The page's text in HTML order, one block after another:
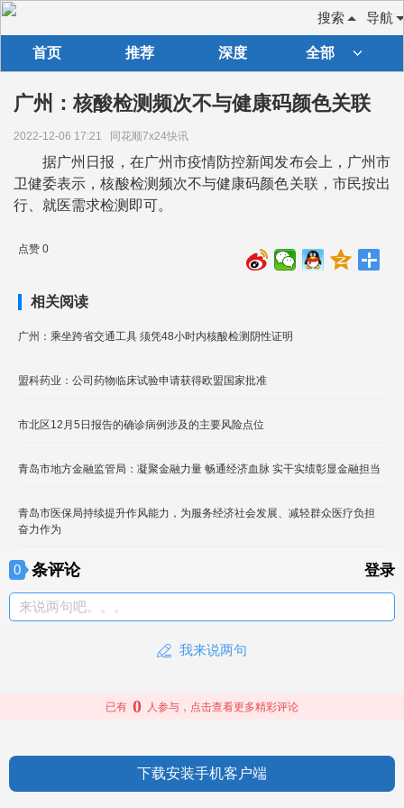
导航
搜索
首页 推荐 深度 全部
广州：核酸检测频次不与健康码颜色关联
2022-12-06 17:21 同花顺7x24快讯
据广州日报，在广州市疫情防控新闻发布会上，广州市
卫健委表示，核酸检测频次不与健康码颜色关联，市民按出
行、就医需求检测即可。
点赞 0
相关阅读
广州：乘坐跨省交通工具 须凭48小时内核酸检测阴性证明
盟科药业：公司药物临床试验申请获得欧盟国家批准
市北区12月5日报告的确诊病例涉及的主要风险点位
青岛市地方金融监管局：凝聚金融力量 畅通经济血脉 实干实绩彰显金融担当
青岛市医保局持续提升作风能力，为服务经济社会发展、减轻群众医疗负担
奋力作为
0 条评论 登录
来说两句吧。。。
我来说两句
已有 0 人参与，点击查看更多精彩评论
下载安装手机客户端